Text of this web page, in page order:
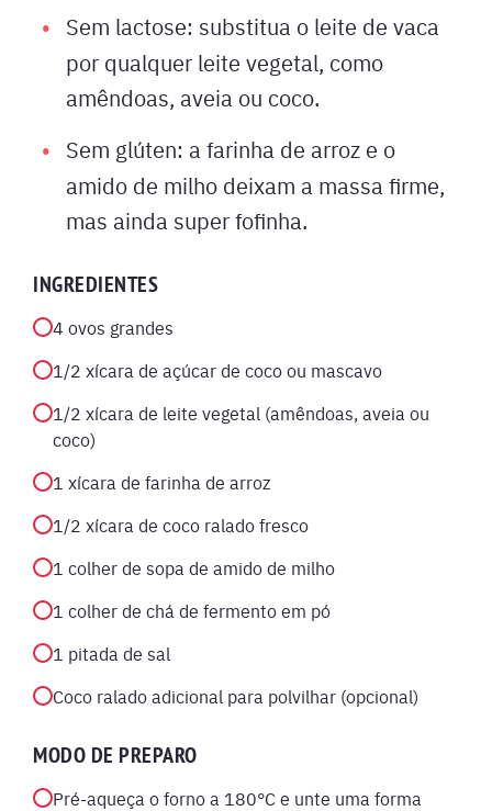
Sem lactose: substitua o leite de vaca
por qualquer leite vegetal, como
amêndoas, aveia ou coco.
Sem glúten: a farinha de arroz e o
amido de milho deixam a massa firme,
mas ainda super fofinha.
INGREDIENTES
4 ovos grandes
1/2 xícara de açúcar de coco ou mascavo
1/2 xícara de leite vegetal (amêndoas, aveia ou
coco)
1 xícara de farinha de arroz
1/2 xícara de coco ralado fresco
1 colher de sopa de amido de milho
1 colher de chá de fermento em pó
1 pitada de sal
Coco ralado adicional para polvilhar (opcional)
MODO DE PREPARO
Pré-aqueça o forno a 180°C e unte uma forma